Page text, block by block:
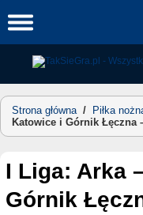
to
Strona główna/ Piłka
Katowice i Górnik Łęczna
I Liga: Arka – GKS Katowice i
Górnik